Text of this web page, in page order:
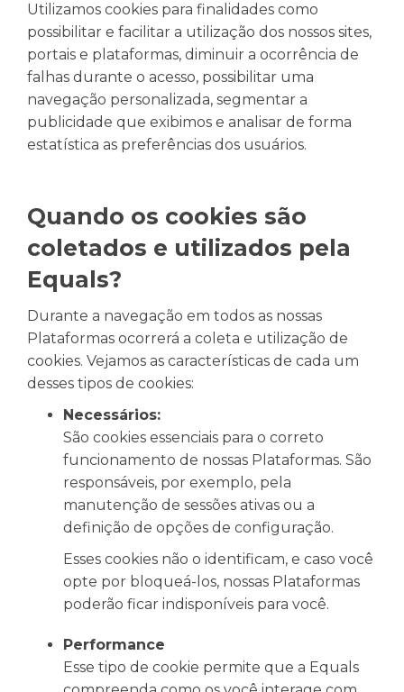
Utilizamos cookies para finalidades como
possibilitar e facilitar a utilização dos nossos sites,
portais e plataformas, diminuir a ocorrência de
falhas durante o acesso, possibilitar uma
navegação personalizada, segmentar a
publicidade que exibimos e analisar de forma
estatística as preferências dos usuários.
Quando os cookies são
coletados e utilizados pela
Equals?
Durante a navegação em todos as nossas
Plataformas ocorrerá a coleta e utilização de
cookies. Vejamos as características de cada um
desses tipos de cookies:
Necessários:
São cookies essenciais para o correto
funcionamento de nossas Plataformas. São
responsáveis, por exemplo, pela
manutenção de sessões ativas ou a
definição de opções de configuração.
Esses cookies não o identificam, e caso você
opte por bloqueá-los, nossas Plataformas
poderão ficar indisponíveis para você.
Performance
Esse tipo de cookie permite que a Equals